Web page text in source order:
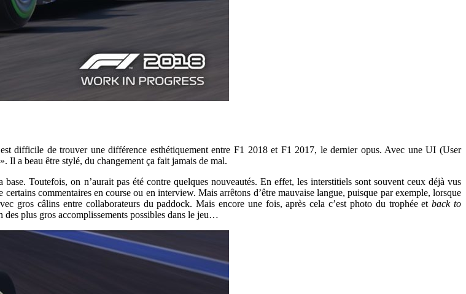
difficile de trouver une différence esthétiquement entre F1 2018 et F1 2017, le dernier opus. Avec une UI (User
Il a beau être stylé, du changement ça fait jamais de mal.
Toutefois, on n’aurait pas été contre quelques nouveautés. En effet, les interstitiels sont souvent ceux déjà vus
commentaires en course ou en interview. Mais arrêtons d’être mauvaise langue, puisque par exemple, lorsque
gros câlins entre collaborateurs du paddock. Mais encore une fois, après cela c’est photo du trophée etback to
des plus gros accomplissements possibles dans le jeu…